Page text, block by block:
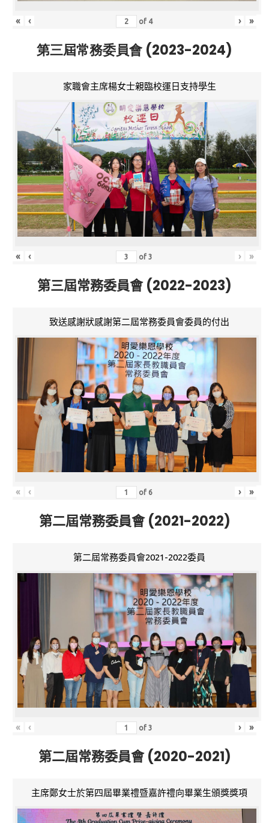
« ‹ of 4 › »
第三屆常務委員會 (2023-2024)
家職會主席楊女士親臨校運日支持學生
« ‹ of3 › »
第三屆常務委員會 (2022-2023)
致送感謝狀感謝第二屆常務委員會委員的付出
« ‹ of 6 › »
第二屆常務委員會 (2021-2022)
第二屆常務委員會2021-2022委員
« ‹ of3 › »
第二屆常務委員會 (2020-2021)
主席鄭女士於第四屆畢業禮暨嘉許禮向畢業生頒獎獎項